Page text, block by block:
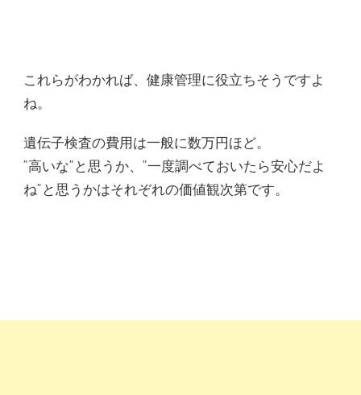
これらがわかれば、健康管理に役立ちそうですよ
ね。
遺伝子検査の費用は一般に数万円ほど。
”高いな”と思うか、”一度調べておいたら安心だよ
ね”と思うかはそれぞれの価値観次第です。